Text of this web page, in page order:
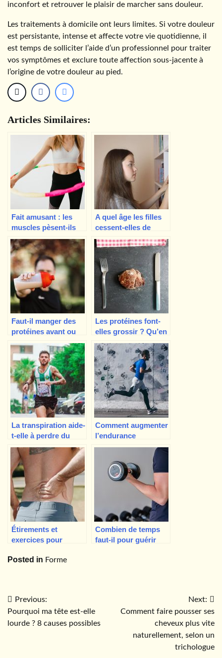
inconfort et retrouver le plaisir de marcher sans douleur.
Les traitements à domicile ont leurs limites. Si votre douleur
est persistante, intense et affecte votre vie quotidienne, il
est temps de solliciter l’aide d’un professionnel pour traiter
vos symptômes et exclure toute affection sous-jacente à
l’origine de votre douleur au pied.
Articles Similaires:
Fait amusant : les
muscles pèsent-ils
plus lourd que la
graisse ?
A quel âge les filles
cessent-elles de
grandir ? Puis-je
continuer à grandir ?
Faut-il manger des
protéines avant ou
après une séance
d’entraînement ?
Les protéines font-
elles grossir ? Qu’en
est-il des protéines
en poudre ?
La transpiration aide-
t-elle à perdre du
poids ? La
transpiration brûle-t-
elle des calories ?#2
Comment augmenter
l’endurance
naturellement et
d’énergie ?
Étirements et
exercices pour
de la sciatique, par
Combien de temps
faut-il pour guérir
Posted in Forme
Navigation
de
Previous:
Pourquoi ma tête est-elle
lourde ? 8 causes possibles
Next:
Comment faire pousser ses
cheveux plus vite
naturellement, selon un
trichologue